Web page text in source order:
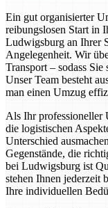
Ein gut organisierter
reibungslosen Start in
Ludwigsburg an Ihrer
Angelegenheit. Wir
Transport – sodass
Unser Team besteht
man einen Umzug
Als Ihr professioneller
die logistischen
Unterschied
Gegenstände, die
bei Ludwigsburg ist
stehen Ihnen jederzeit
Ihre individuellen